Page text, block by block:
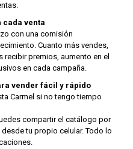
cada venta
con una comisión
Cuanto más vendes,
premios, aumento en el
en cada campaña.
vender fácil y rápido
Carmel si no tengo tiempo
compartir el catálogo por
tu propio celular. Todo lo